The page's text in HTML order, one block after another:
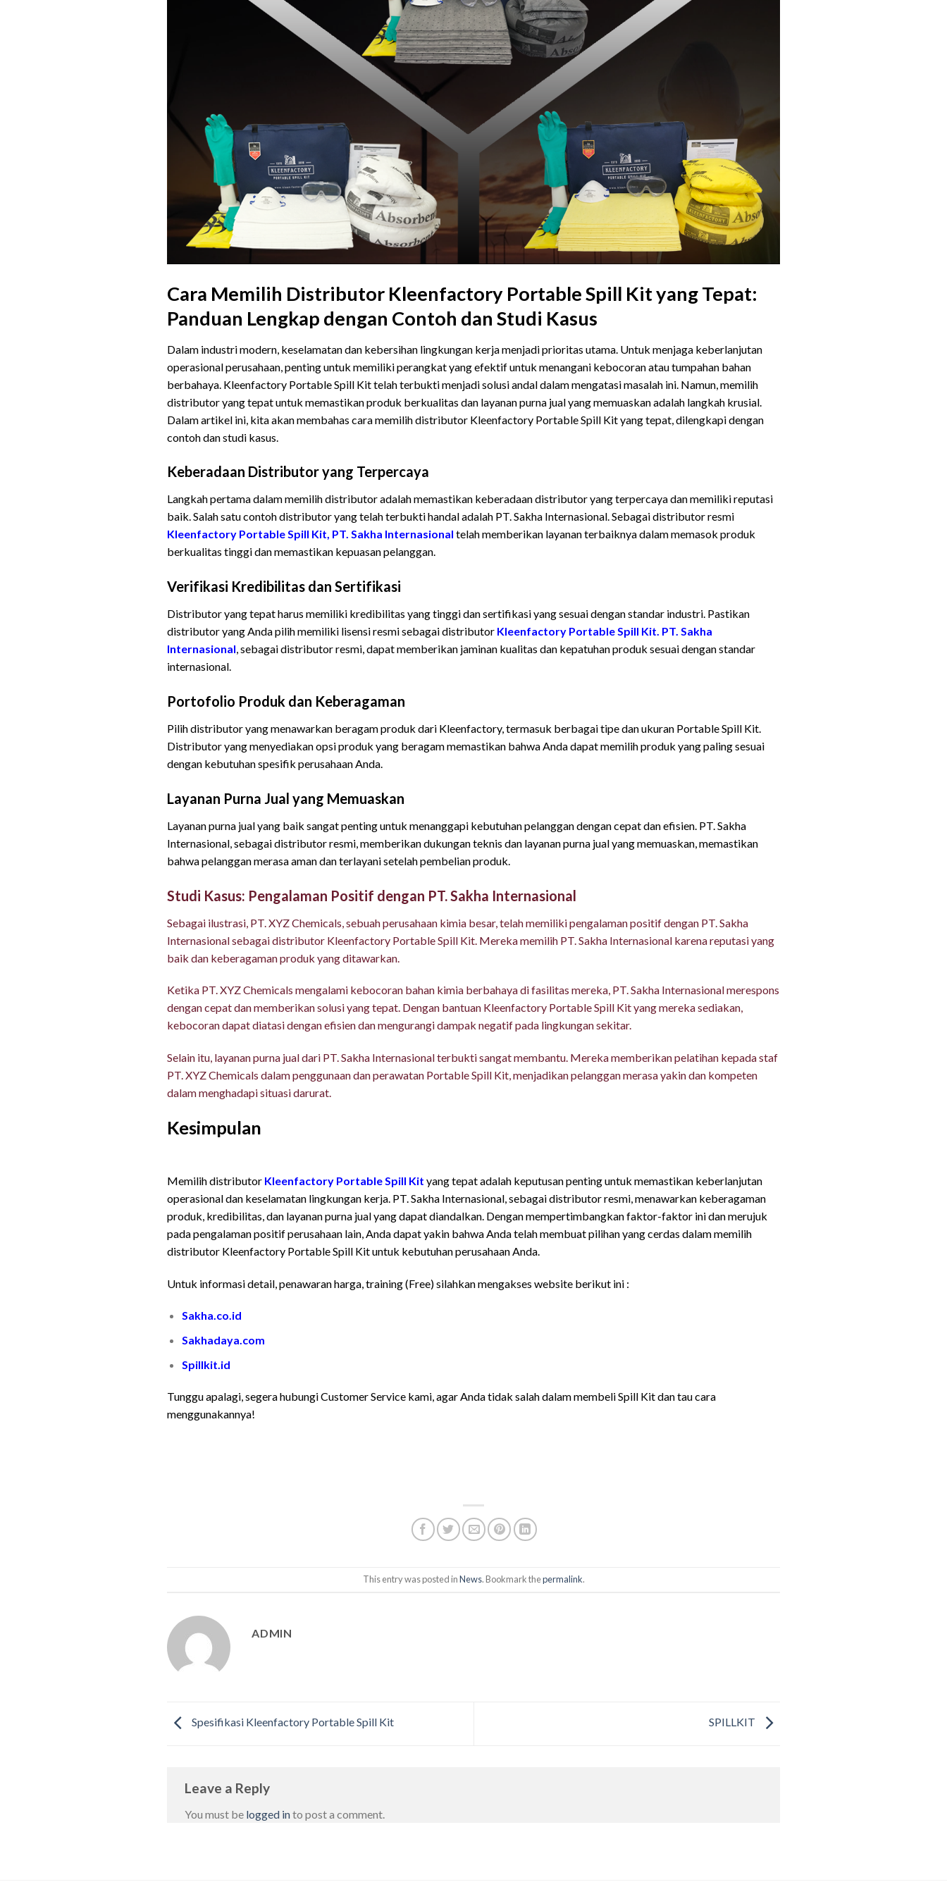
Cara Memilih Distributor Kleenfactory Portable Spill Kit yang Tepat:
Panduan Lengkap dengan Contoh dan Studi Kasus
Dalam industri modern, keselamatan dan kebersihan lingkungan kerja menjadi prioritas utama. Untuk menjaga keberlanjutan
operasional perusahaan, penting untuk memiliki perangkat yang efektif untuk menangani kebocoran atau tumpahan bahan
berbahaya. Kleenfactory Portable Spill Kit telah terbukti menjadi solusi andal dalam mengatasi masalah ini. Namun, memilih
distributor yang tepat untuk memastikan produk berkualitas dan layanan purna jual yang memuaskan adalah langkah krusial.
Dalam artikel ini, kita akan membahas cara memilih distributor Kleenfactory Portable Spill Kit yang tepat, dilengkapi dengan
contoh dan studi kasus.
Keberadaan Distributor yang Terpercaya
Langkah pertama dalam memilih distributor adalah memastikan keberadaan distributor yang terpercaya dan memiliki reputasi
baik. Salah satu contoh distributor yang telah terbukti handal adalah PT. Sakha Internasional. Sebagai distributor resmi
Kleenfactory Portable Spill Kit, PT. Sakha Internasional telah memberikan layanan terbaiknya dalam memasok produk
berkualitas tinggi dan memastikan kepuasan pelanggan.
Verifikasi Kredibilitas dan Sertifikasi
Distributor yang tepat harus memiliki kredibilitas yang tinggi dan sertifikasi yang sesuai dengan standar industri. Pastikan
distributor yang Anda pilih memiliki lisensi resmi sebagai distributor Kleenfactory Portable Spill Kit. PT. Sakha
Internasional, sebagai distributor resmi, dapat memberikan jaminan kualitas dan kepatuhan produk sesuai dengan standar
internasional.
Portofolio Produk dan Keberagaman
Pilih distributor yang menawarkan beragam produk dari Kleenfactory, termasuk berbagai tipe dan ukuran Portable Spill Kit.
Distributor yang menyediakan opsi produk yang beragam memastikan bahwa Anda dapat memilih produk yang paling sesuai
dengan kebutuhan spesifik perusahaan Anda.
Layanan Purna Jual yang Memuaskan
Layanan purna jual yang baik sangat penting untuk menanggapi kebutuhan pelanggan dengan cepat dan efisien. PT. Sakha
Internasional, sebagai distributor resmi, memberikan dukungan teknis dan layanan purna jual yang memuaskan, memastikan
bahwa pelanggan merasa aman dan terlayani setelah pembelian produk.
Studi Kasus: Pengalaman Positif dengan PT. Sakha Internasional
Sebagai ilustrasi, PT. XYZ Chemicals, sebuah perusahaan kimia besar, telah memiliki pengalaman positif dengan PT. Sakha
Internasional sebagai distributor Kleenfactory Portable Spill Kit. Mereka memilih PT. Sakha Internasional karena reputasi yang
baik dan keberagaman produk yang ditawarkan.
Ketika PT. XYZ Chemicals mengalami kebocoran bahan kimia berbahaya di fasilitas mereka, PT. Sakha Internasional merespons
dengan cepat dan memberikan solusi yang tepat. Dengan bantuan Kleenfactory Portable Spill Kit yang mereka sediakan,
kebocoran dapat diatasi dengan efisien dan mengurangi dampak negatif pada lingkungan sekitar.
Selain itu, layanan purna jual dari PT. Sakha Internasional terbukti sangat membantu. Mereka memberikan pelatihan kepada staf
PT. XYZ Chemicals dalam penggunaan dan perawatan Portable Spill Kit, menjadikan pelanggan merasa yakin dan kompeten
dalam menghadapi situasi darurat.
Kesimpulan
Memilih distributor Kleenfactory Portable Spill Kit yang tepat adalah keputusan penting untuk memastikan keberlanjutan
operasional dan keselamatan lingkungan kerja. PT. Sakha Internasional, sebagai distributor resmi, menawarkan keberagaman
produk, kredibilitas, dan layanan purna jual yang dapat diandalkan. Dengan mempertimbangkan faktor-faktor ini dan merujuk
pada pengalaman positif perusahaan lain, Anda dapat yakin bahwa Anda telah membuat pilihan yang cerdas dalam memilih
distributor Kleenfactory Portable Spill Kit untuk kebutuhan perusahaan Anda.
Untuk informasi detail, penawaran harga, training (Free) silahkan mengakses website berikut ini :
Sakha.co.id
Sakhadaya.com
Spillkit.id
Tunggu apalagi, segera hubungi Customer Service kami, agar Anda tidak salah dalam membeli Spill Kit dan tau cara
menggunakannya!
This entry was posted inNews. Bookmark thepermalink.
ADMIN
Spesifikasi Kleenfactory Portable Spill Kit SPILLKIT
Leave a Reply
You must be logged into post a comment.